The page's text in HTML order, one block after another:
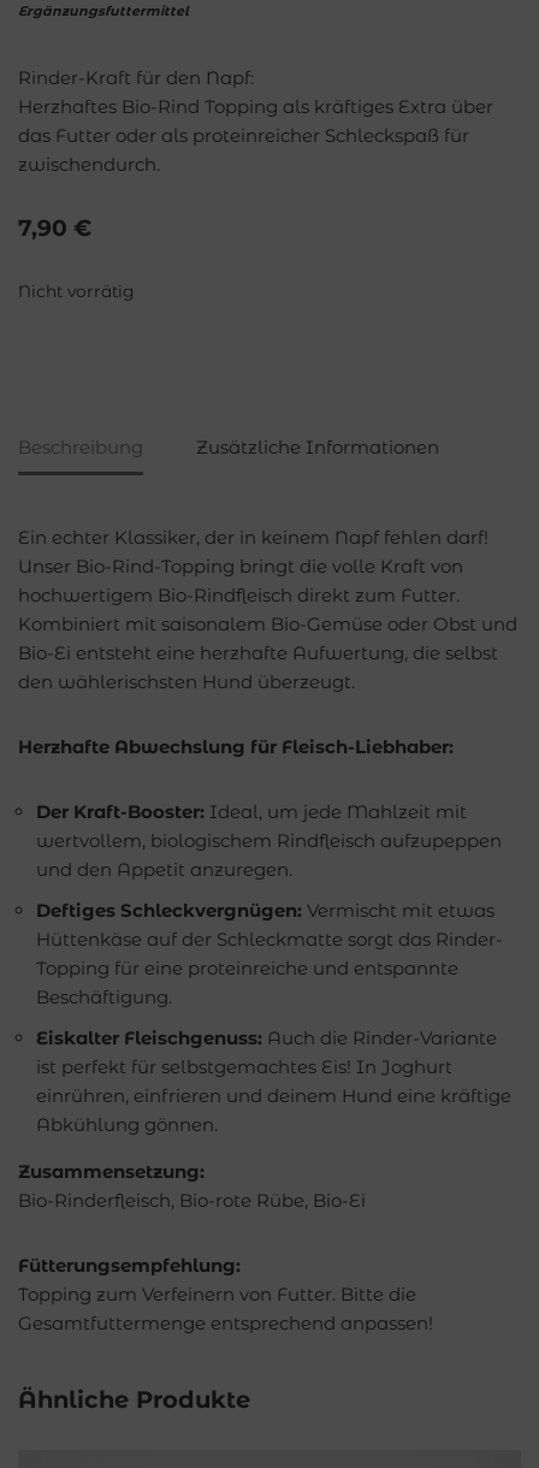
Ergänzungsfuttermittel
Rinder-Kraft für den Napf:
Herzhaftes Bio-Rind Topping als kräftiges Extra über
das Futter oder als proteinreicher Schleckspaß für
zwischendurch.
7,90 €
Nicht vorrätig
Beschreibung Zusätzliche Informationen
Ein echter Klassiker, der in keinem Napf fehlen darf!
Unser Bio-Rind-Topping bringt die volle Kraft von
hochwertigem Bio-Rindfleisch direkt zum Futter.
Kombiniert mit saisonalem Bio-Gemüse oder Obst und
Bio-Ei entsteht eine herzhafte Aufwertung, die selbst
den wählerischsten Hund überzeugt.
Herzhafte Abwechslung für Fleisch-Liebhaber:
Der Kraft-Booster: Ideal, um jede Mahlzeit mit
wertvollem, biologischem Rindfleisch aufzupeppen
und den Appetit anzuregen.
Deftiges Schleckvergnügen: Vermischt mit etwas
Hüttenkäse auf der Schleckmatte sorgt das Rinder-
Topping für eine proteinreiche und entspannte
Beschäftigung.
Eiskalter Fleischgenuss: Auch die Rinder-Variante
ist perfekt für selbstgemachtes Eis! In Joghurt
einrühren, einfrieren und deinem Hund eine kräftige
Abkühlung gönnen.
Zusammensetzung:
Bio-Rinderfleisch, Bio-rote Rübe, Bio-Ei
Fütterungsempfehlung:
Topping zum Verfeinern von Futter. Bitte die
Gesamtfuttermenge entsprechend anpassen!
Ähnliche Produkte